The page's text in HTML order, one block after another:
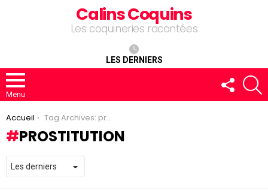
Calins Coquins
Les coquineries racontées
LES DERNIERS
Menu
FOLLOW
US
You are here:
Accueil Tag Archives: prostitution
PROSTITUTION